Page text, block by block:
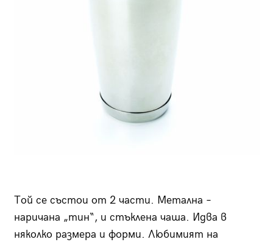
Той се състои от 2 части. Метална –
наричана „тин“, и стъклена чаша. Идва в
няколко размера и форми. Любимият на